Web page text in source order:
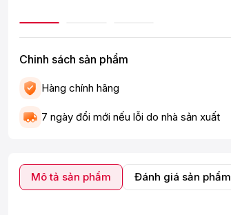
Chinh sách sản phẩm
Hàng chính hãng
7 ngày đổi mới nếu lỗi do nhà sản xuất
Mô tả sản phẩm Đánh giá sản phẩm